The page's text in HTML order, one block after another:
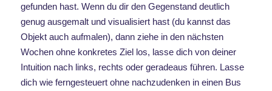
gefunden hast. Wenn du dir den Gegenstand deutlich
genug ausgemalt und visualisiert hast (du kannst das
Objekt auch aufmalen), dann ziehe in den nächsten
Wochen ohne konkretes Ziel los, lasse dich von deiner
Intuition nach links, rechts oder geradeaus führen. Lasse
dich wie ferngesteuert ohne nachzudenken in einen Bus